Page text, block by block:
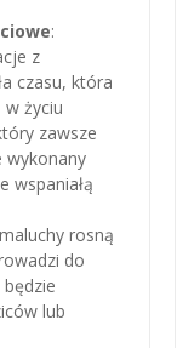
:
z
czasu, która
życiu
zawsze
wykonany
wspaniałą
rosną
do
lub